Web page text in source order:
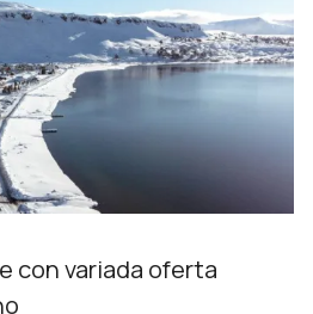
con variada oferta